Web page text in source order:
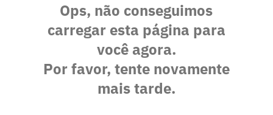
Ops, não conseguimos
carregar esta página para
você agora.
Por favor, tente novamente
mais tarde.